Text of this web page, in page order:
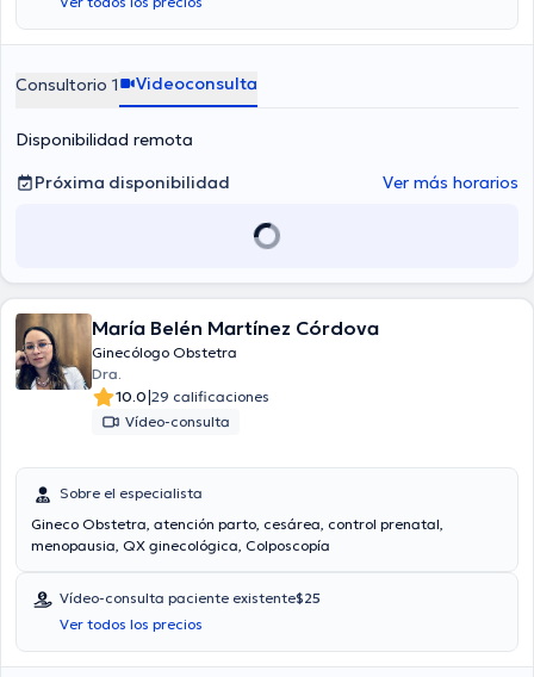
Consultorio 1 Videoconsulta
Disponibilidad remota
Próxima disponibilidad
Ver más horarios
María Belén Martínez Córdova
Ginecólogo Obstetra
Dra.
10.0|29 calificaciones
Vídeo-consulta
Sobre el especialista
Gineco Obstetra, atención parto, cesárea, control prenatal,
menopausia, QX ginecológica, Colposcopía
Vídeo-consulta paciente existente$25
Ver todos los precios